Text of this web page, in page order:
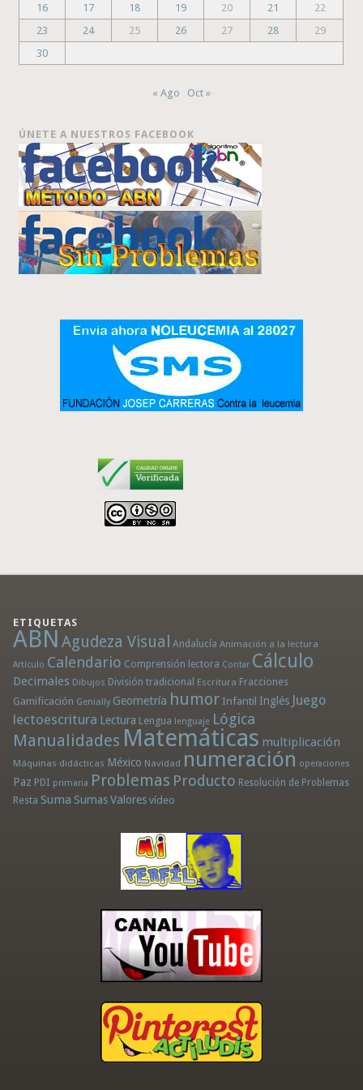
16
17 18 19 20 21
22
23
24 25 26 27 28
29
30
« Ago Oct »
ÚNETE A NUESTROS FACEBOOK
ETIQUETAS
ABN Agudeza Visual Andalucía Animación a la lectura
Artículo Calendario Comprensión lectora Contar Cálculo
Decimales Dibujos División tradicional Escritura Fracciones
Gamificación Genially Geometría humor Infantil Inglés Juego
lectoescritura Lectura Lengua lenguaje Lógica
Manualidades Matemáticas multiplicación
Máquinas didácticas México Navidad numeración operaciones
Paz PDI primaria Problemas Producto Resolución de Problemas
Resta Suma Sumas Valores vídeo